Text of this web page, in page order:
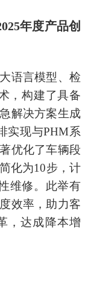
年度产品创
语言模型、检
，构建了具备
解决方案生成
实现与PHM系
优化了车辆段
化为10步，计
维修。此举有
效率，助力客
，达成降本增